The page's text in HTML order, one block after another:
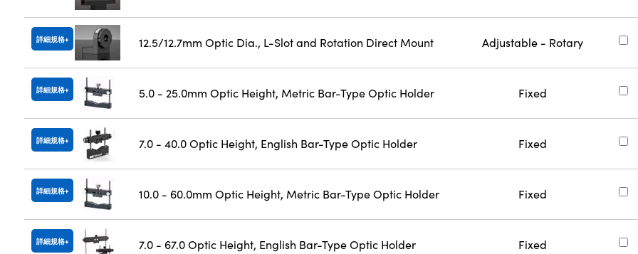
詳細規格 12.5/12.7mm Optic Dia., L-Slot and Rotation Direct Mount Adjustable - Rotary
詳細規格 5.0 - 25.0mm Optic Height, Metric Bar-Type Optic Holder Fixed
詳細規格 7.0 - 40.0 Optic Height, English Bar-Type Optic Holder Fixed
詳細規格 10.0 - 60.0mm Optic Height, Metric Bar-Type Optic Holder Fixed
詳細規格 7.0 - 67.0 Optic Height, English Bar-Type Optic Holder Fixed